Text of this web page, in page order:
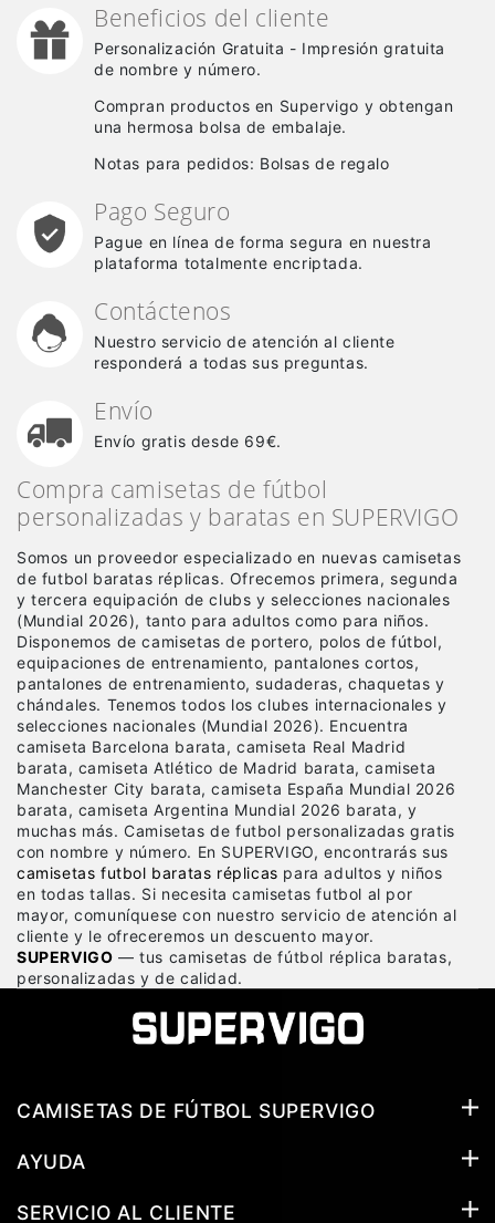
Beneficios del cliente
Personalización Gratuita - Impresión gratuita
de nombre y número.
Compran productos en Supervigo y obtengan
una hermosa bolsa de embalaje.
Notas para pedidos: Bolsas de regalo
Pago Seguro
Pague en línea de forma segura en nuestra
plataforma totalmente encriptada.
Contáctenos
Nuestro servicio de atención al cliente
responderá a todas sus preguntas.
Envío
Envío gratis desde 69€.
Compra camisetas de fútbol
personalizadas y baratas en SUPERVIGO
Somos un proveedor especializado en nuevas camisetas
de futbol baratas réplicas. Ofrecemos primera, segunda
y tercera equipación de clubs y selecciones nacionales
(Mundial 2026), tanto para adultos como para niños.
Disponemos de camisetas de portero, polos de fútbol,
equipaciones de entrenamiento, pantalones cortos,
pantalones de entrenamiento, sudaderas, chaquetas y
chándales. Tenemos todos los clubes internacionales y
selecciones nacionales (Mundial 2026). Encuentra
camiseta Barcelona barata, camiseta Real Madrid
barata, camiseta Atlético de Madrid barata, camiseta
Manchester City barata, camiseta España Mundial 2026
barata, camiseta Argentina Mundial 2026 barata, y
muchas más. Camisetas de futbol personalizadas gratis
con nombre y número. En SUPERVIGO, encontrarás sus
camisetas futbol baratas réplicas para adultos y niños
en todas tallas. Si necesita camisetas futbol al por
mayor, comuníquese con nuestro servicio de atención al
cliente y le ofreceremos un descuento mayor.
SUPERVIGO — tus camisetas de fútbol réplica baratas,
personalizadas y de calidad.
CAMISETAS DE FÚTBOL SUPERVIGO
AYUDA
SERVICIO AL CLIENTE